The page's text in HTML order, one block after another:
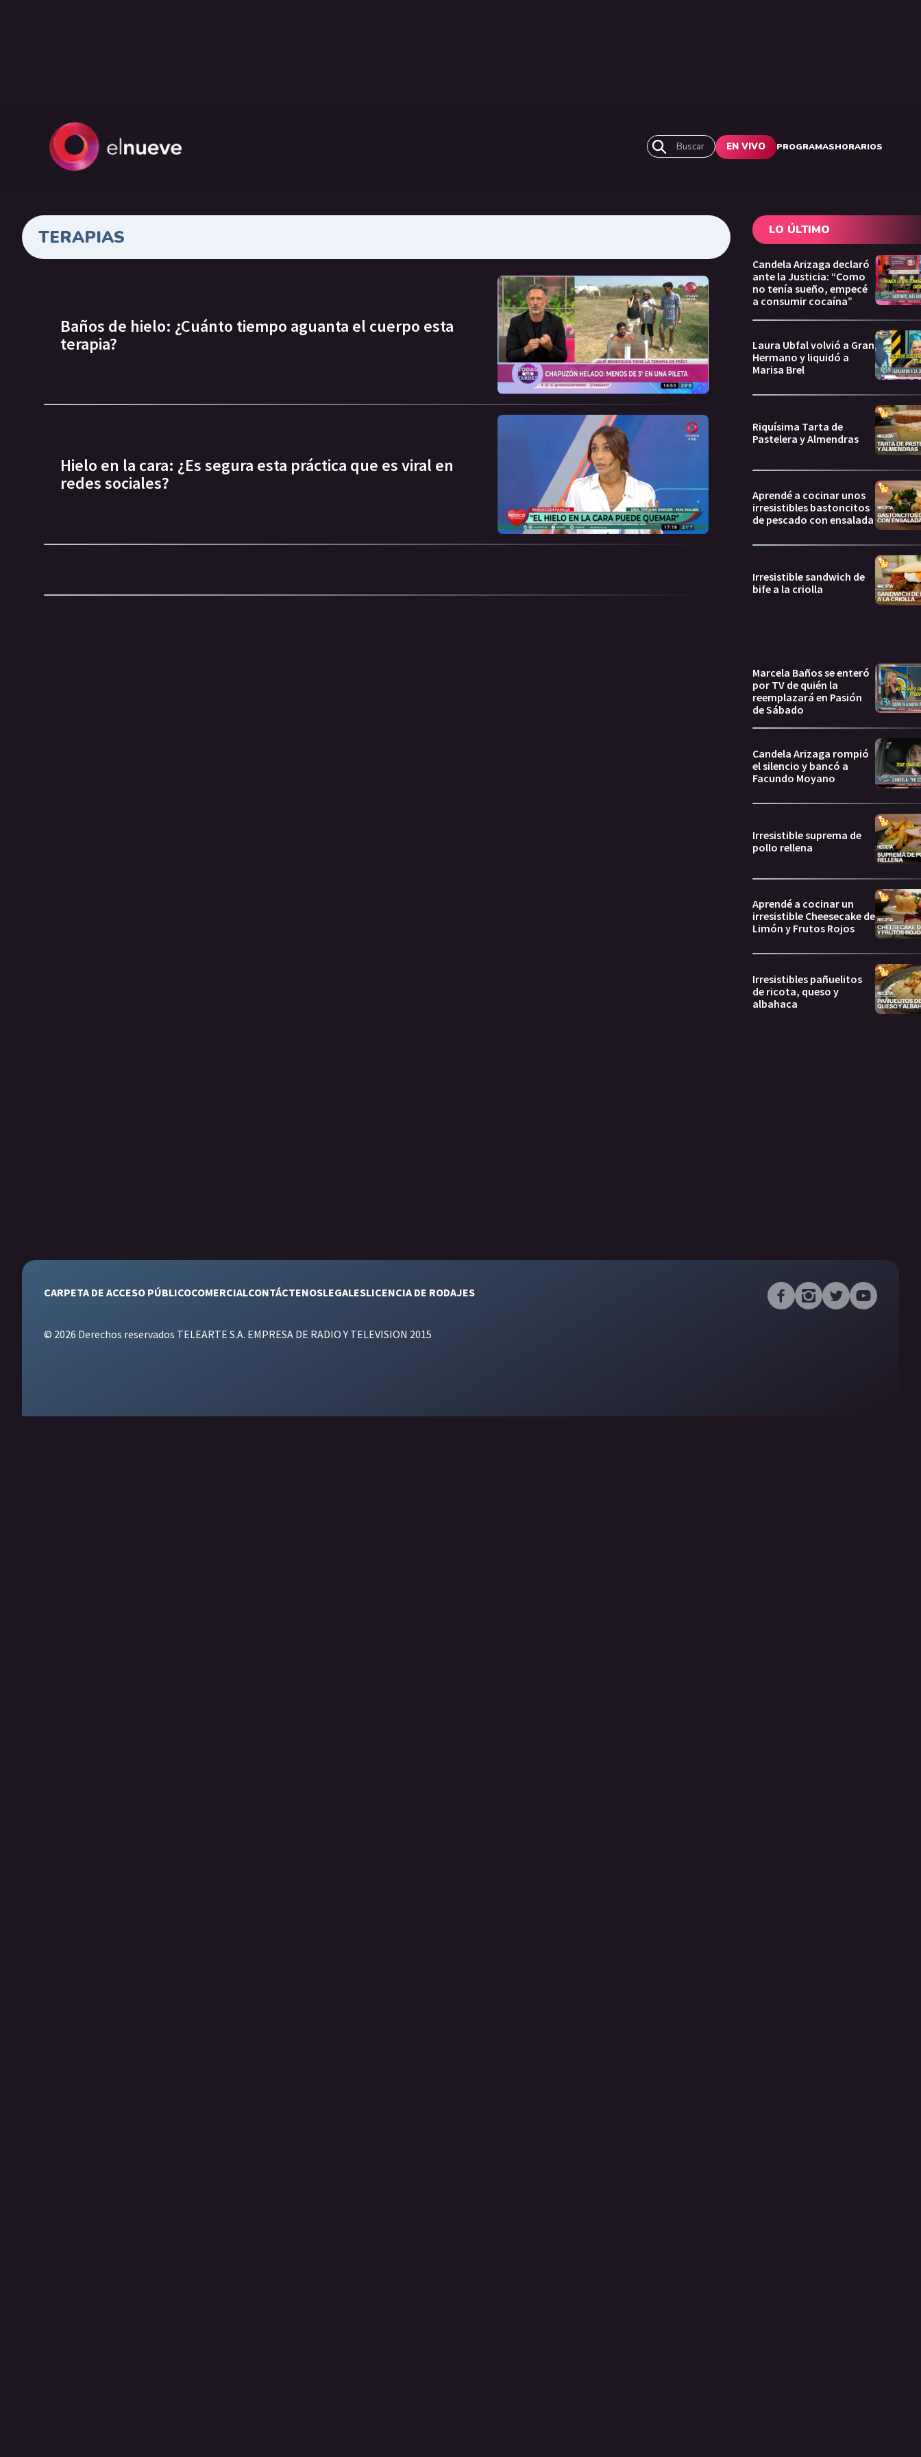
Buscar EN VIVO PROGRAMASHORARIOS
TERAPIAS
Baños de hielo: ¿Cuánto tiempo aguanta el cuerpo esta
terapia?
Hielo en la cara: ¿Es segura esta práctica que es viral en
redes sociales?
LO ÚLTIMO
Candela Arizaga declaró
ante la Justicia: “Como
no tenía sueño, empecé
a consumir cocaína”
Laura Ubfal volvió a Gran
Hermano y liquidó a
Marisa Brel
Riquísima Tarta de
Pastelera y Almendras
Aprendé a cocinar unos
irresistibles bastoncitos
de pescado con ensalada
Irresistible sandwich de
bife a la criolla
Marcela Baños se enteró
por TV de quién la
reemplazará en Pasión
de Sábado
Candela Arizaga rompió
el silencio y bancó a
Facundo Moyano
Irresistible suprema de
pollo rellena
Aprendé a cocinar un
irresistible Cheesecake de
Limón y Frutos Rojos
Irresistibles pañuelitos
de ricota, queso y
albahaca
CARPETA DE ACCESO PÚBLICOCOMERCIALCONTÁCTENOSLEGALESLICENCIA DE RODAJES
© 2026 Derechos reservados TELEARTE S.A. EMPRESA DE RADIO Y TELEVISION 2015